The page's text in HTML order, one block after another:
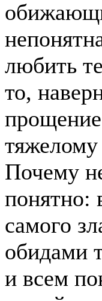
любить
то,
тяжелому
Почему
понятно:
самого
обидами
и всем